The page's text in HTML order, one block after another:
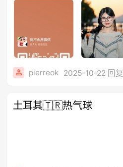
pierreok 2025-10-22 回复
土耳其🇹🇷热气球